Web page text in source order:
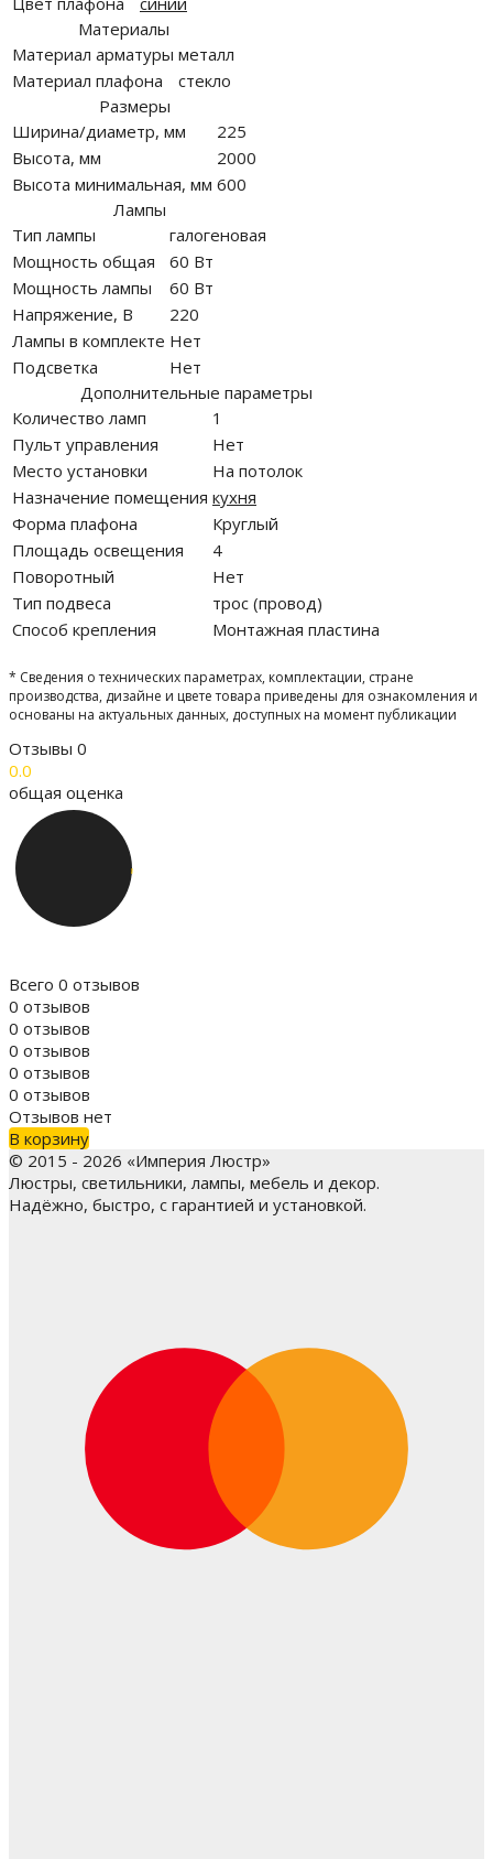
Материалы
Материал арматуры металл
Материал плафона
стекло
Размеры
Ширина/диаметр, мм
225
Высота, мм
2000
Высота минимальная, мм 600
Лампы
Тип лампы
галогеновая
Мощность общая
60 Вт
Мощность лампы
60 Вт
Напряжение, В
220
Лампы в комплекте Нет
Подсветка
Нет
Дополнительные параметры
Количество ламп
1
Пульт управления
Нет
Место установки
На потолок
Назначение помещения кухня
Форма плафона
Круглый
Площадь освещения
4
Поворотный
Нет
Тип подвеса
трос (провод)
Способ крепления
Монтажная пластина
* Сведения о технических параметрах, комплектации, стране
производства, дизайне и цвете товара приведены для ознакомления и
основаны на актуальных данных, доступных на момент публикации
Отзывы 0
0.0
общая оценка
Всего 0 отзывов
0 отзывов
0 отзывов
0 отзывов
0 отзывов
0 отзывов
Отзывов нет
В корзину
© 2015 - 2026 «Империя Люстр»
Люстры, светильники, лампы, мебель и декор.
Надёжно, быстро, с гарантией и установкой.